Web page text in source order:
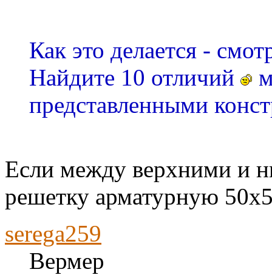
Как это делается -
Найдите 10 отличий
представленными
Если между верхними и
решетку арматурную
serega259
Вермер